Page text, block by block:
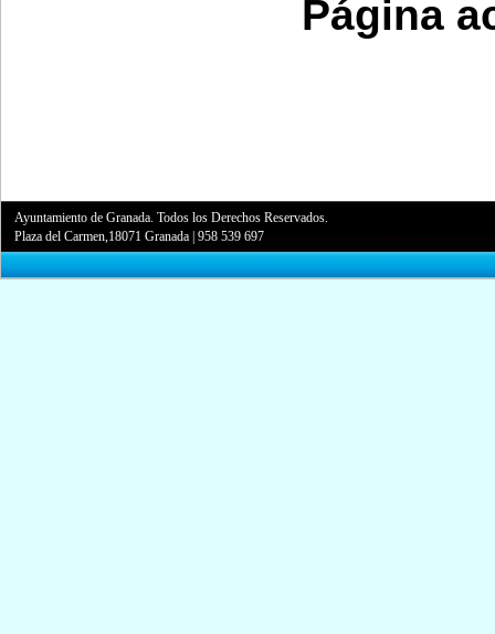
Página
Ayuntamiento de Granada. Todos los Derechos Reservados.
Plaza del Carmen,18071 Granada |958 539 697